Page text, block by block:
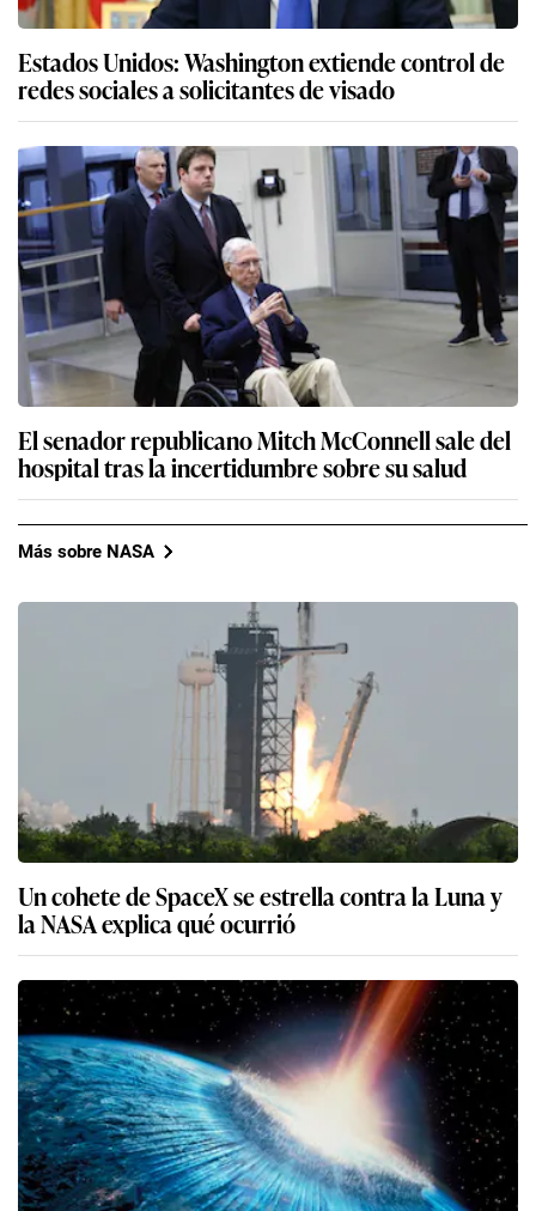
Estados Unidos: Washington extiende control de
redes sociales a solicitantes de visado
El senador republicano Mitch McConnell sale del
hospital tras la incertidumbre sobre su salud
Más sobre NASA
Un cohete de SpaceX se estrella contra la Luna y
la NASA explica qué ocurrió